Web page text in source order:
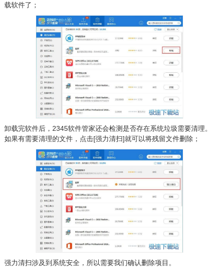
载软件了；
卸载完软件后，2345软件管家还会检测是否存在系统垃圾需要清理。
如果有需要清理的文件，点击[强力清扫]就可以将残留文件删除；
强力清扫涉及到系统安全，所以需要我们确认删除项目。